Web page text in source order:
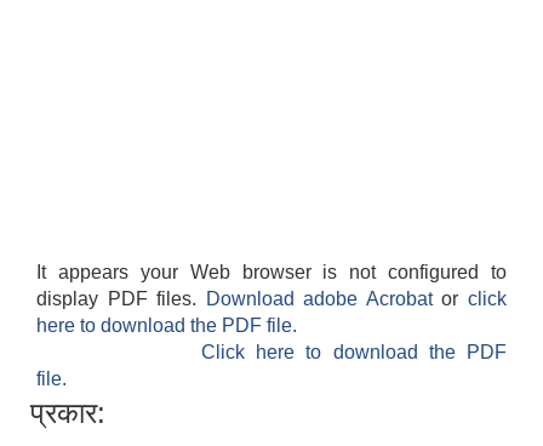
It appears your Web browser is not configured to
display PDF files.
Download adobe Acrobatorclick
here to download the PDF file.
Click here to download the PDF
file.
प्रकार: